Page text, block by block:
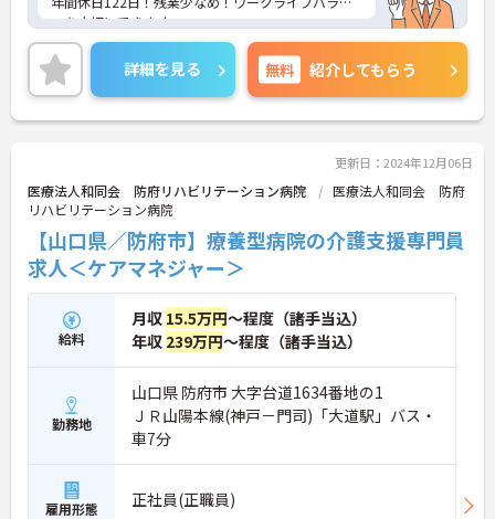
スを大切にできます。
託児所完備で子育て中の方も安心してお仕事を始め
られます。
ご興味ある方には、面接のポイントなど、さらに詳
細をお話致しますのでお気軽にご相談ください。
詳細を見る 無料 紹介してもらう
更新日：2024年12月06日
医療法人和同会 防府リハビリテーション病院
医療法人和同会 防府
リハビリテーション病院
【山口県／防府市】療養型病院の介護支援専門員
求人＜ケアマネジャー＞
給料
月収 15.5万円～程度（諸手当込）
年収 239万円～程度（諸手当込）
勤務地
山口県 防府市 大字台道1634番地の1
ＪＲ山陽本線(神戸－門司)「大道駅」バス・
車7分
雇用形態 正社員(正職員)